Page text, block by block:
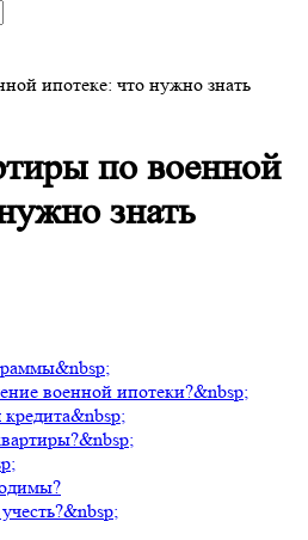
ипотеке: что нужно знать
по военной
знать
военной ипотеки?&nbsp;